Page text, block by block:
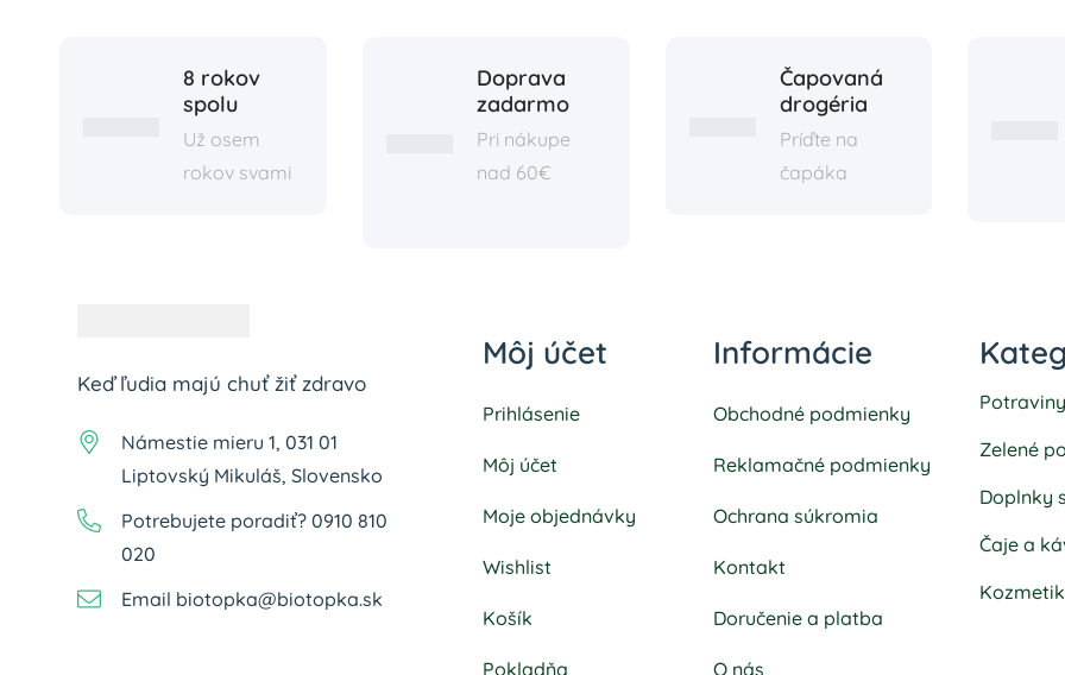
8 rokov
spolu
Už osem
rokov svami
Doprava
zadarmo
Pri nákupe
nad 60€
Čapovaná
drogéria
Príďte na
čapáka
Keď ľudia majú chuť žiť zdravo
Námestie mieru 1, 031 01
Liptovský Mikuláš, Slovensko
Potrebujete poradiť? 0910 810
020
Email biotopka@biotopka.sk
Môj účet
Prihlásenie
Môj účet
Moje objednávky
Wishlist
Košík
Pokladňa
Informácie
Obchodné podmienky
Reklamačné podmienky
Ochrana súkromia
Kontakt
Doručenie a platba
O nás
Potraviny
Zelené
Doplnky
Čaje a